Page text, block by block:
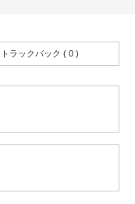
トラックバック ( 0 )